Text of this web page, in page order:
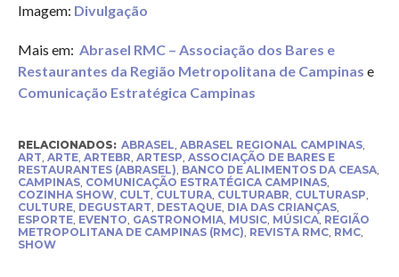
Imagem: Divulgação
Mais em: Abrasel RMC – Associação dos Bares e
Restaurantes da Região Metropolitana de Campinas e
Comunicação Estratégica Campinas
RELACIONADOS: ABRASEL ABRASEL REGIONAL CAMPINAS,
ART ARTE, ARTEBR ARTESP ASSOCIAÇÃO DE BARES E
RESTAURANTES (ABRASEL) BANCO DE ALIMENTOS DA CEASA,
CAMPINAS, COMUNICAÇÃO ESTRATÉGICA CAMPINAS,
COZINHA SHOW, CULT CULTURA, CULTURABR CULTURASP
CULTURE, DEGUSTART DESTAQUE, DIA DAS CRIANÇAS,
ESPORTE, EVENTO GASTRONOMIA, MUSIC, MÚSICA, REGIÃO
METROPOLITANA DE CAMPINAS (RMC) REVISTA RMC, RMC,
SHOW